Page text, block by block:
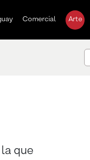
Comercial Arte
que